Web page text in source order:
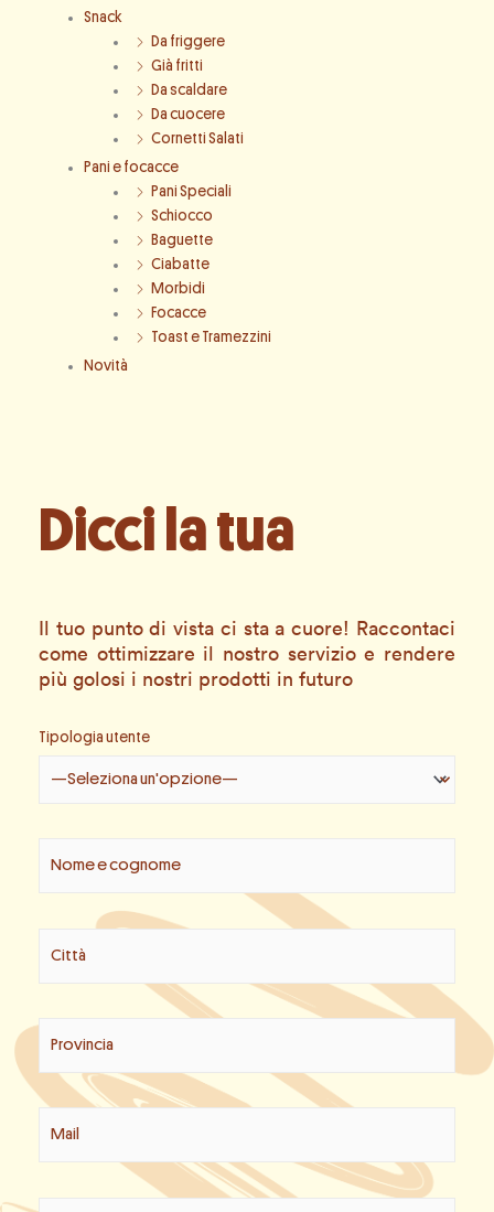
Snack
Da friggere
Già fritti
Da scaldare
Da cuocere
Cornetti Salati
Pani e focacce
Pani Speciali
Schiocco
Baguette
Ciabatte
Morbidi
Focacce
Toast e Tramezzini
Novità
Dicci la tua
Il tuo punto di vista ci sta a cuore! Raccontaci
come ottimizzare il nostro servizio e rendere
più golosi i nostri prodotti in futuro
Tipologia utente